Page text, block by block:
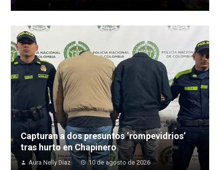
Capturan a dos presuntos ‘rompevidrios’
tras hurto en Chapinero
Aura Nelly Díaz 10 de agosto de 2026